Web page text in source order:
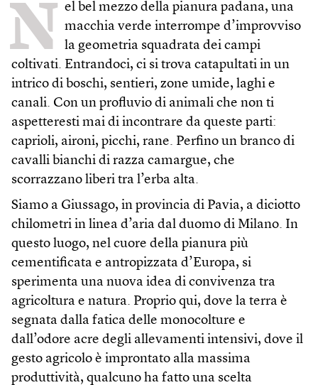
N el bel mezzo della pianura padana, una
macchia verde interrompe d’improvviso
la geometria squadrata dei campi
coltivati. Entrandoci, ci si trova catapultati in un
intrico di boschi, sentieri, zone umide, laghi e
canali. Con un profluvio di animali che non ti
aspetteresti mai di incontrare da queste parti:
caprioli, aironi, picchi, rane. Perfino un branco di
cavalli bianchi di razza camargue, che
scorrazzano liberi tra l’erba alta.
Siamo a Giussago, in provincia di Pavia, a diciotto
chilometri in linea d’aria dal duomo di Milano. In
questo luogo, nel cuore della pianura più
cementificata e antropizzata d’Europa, si
sperimenta una nuova idea di convivenza tra
agricoltura e natura. Proprio qui, dove la terra è
segnata dalla fatica delle monocolture e
dall’odore acre degli allevamenti intensivi, dove il
gesto agricolo è improntato alla massima
produttività, qualcuno ha fatto una scelta